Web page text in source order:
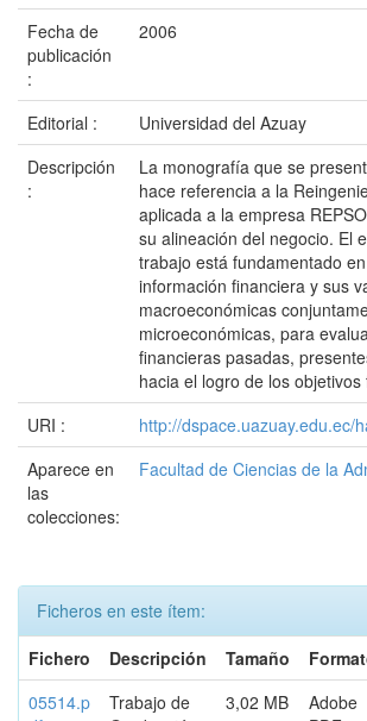
Fecha de
publicación
:
2006
Editorial :
Universidad del Azuay
Descripción
:
La monografía que se
hace referencia a la
aplicada a la empresa
su alineación del negocio. El
trabajo está fundamentado
información financiera y sus
macroeconómicas
microeconómicas, para
financieras pasadas,
hacia el logro de los objetivos
URI :
http://dspace.uazuay.edu.ec/
Aparece en
las
colecciones:
Facultad de Ciencias de la
Ficheros en este ítem:
Fichero
Descripción Tamaño
05514.p
Trabajo de
3,02 MB
Adobe